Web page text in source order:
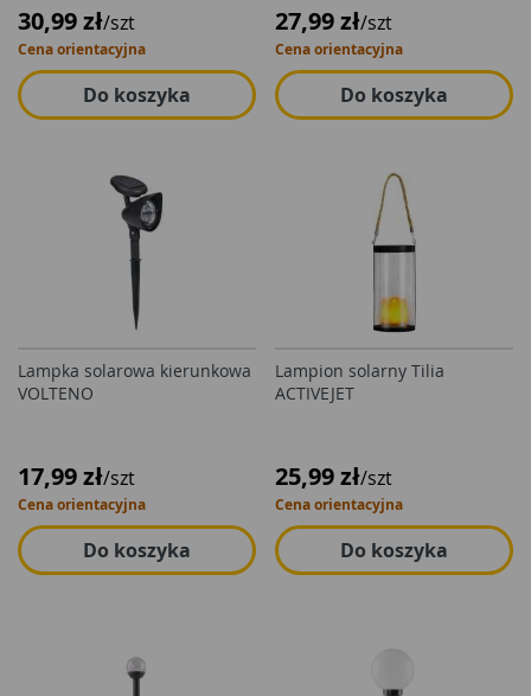
30,99 zł/szt
Cena orientacyjna
Do koszyka
27,99 zł/szt
Cena orientacyjna
Do koszyka
Lampka solarowa kierunkowa
VOLTENO
17,99 zł/szt
Cena orientacyjna
Do koszyka
Lampion solarny Tilia
ACTIVEJET
25,99 zł/szt
Cena orientacyjna
Do koszyka